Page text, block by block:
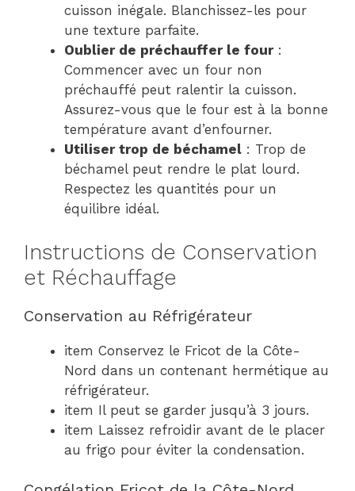
cuisson inégale. Blanchissez-les pour
une texture parfaite.
Oublier de préchauffer le four:
Commencer avec un four non
préchauffé peut ralentir la cuisson.
Assurez-vous que le four est à la bonne
température avant d’enfourner.
Utiliser trop de béchamel : Trop de
béchamel peut rendre le plat lourd.
Respectez les quantités pour un
équilibre idéal.
Instructions de Conservation
et Réchauffage
Conservation au Réfrigérateur
item Conservez le Fricot de la Côte-
Nord dans un contenant hermétique au
réfrigérateur.
item Il peut se garder jusqu’à 3 jours.
item Laissez refroidir avant de le placer
au frigo pour éviter la condensation.